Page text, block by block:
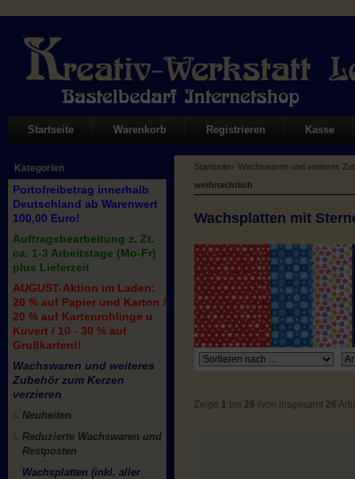
Startseite Warenkorb Registrieren Kasse
Kategorien
Portofreibetrag innerhalb
Deutschland ab Warenwert
100,00 Euro!
Auftragsbearbeitung z. Zt.
ca. 1-3 Arbeitstage (Mo-Fr)
plus Lieferzeit
AUGUST-Aktion im Laden:
20 % auf Papier und Karton /
20 % auf Kartenrohlinge u
Kuvert / 10 - 30 % auf
Grußkarten!!
Wachswaren und weiteres
Zubehör zum Kerzen
verzieren
Neuheiten
Reduzierte Wachswaren und
Restposten
Wachsplatten (inkl. aller
Startseite» Wachswaren und weiteres
weihnachtlich
Wachsplatten mit
Zeige 1 bis 26 (von insgesamt 26